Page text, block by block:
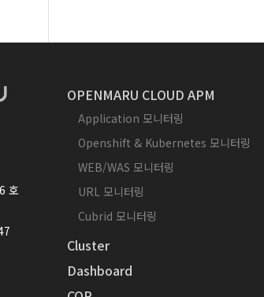
호
OPENMARU CLOUD APM
Application 모니터링
Openshift & Kubernetes 모니터링
WEB/WAS 모니터링
URL 모니터링
Cubrid 모니터링
Cluster
Dashboard